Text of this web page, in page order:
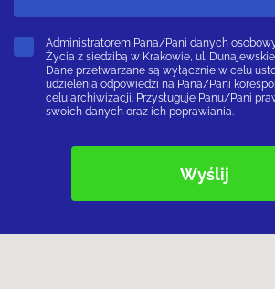
Administratorem Pana/Pani danych
Życia z siedzibą w Krakowie, ul.
Dane przetwarzane są wyłącznie w celu
udzielenia odpowiedzi na Pana/Pani
celu archiwizacji. Przysługuje Panu/Pani
swoich danych oraz ich poprawiania.